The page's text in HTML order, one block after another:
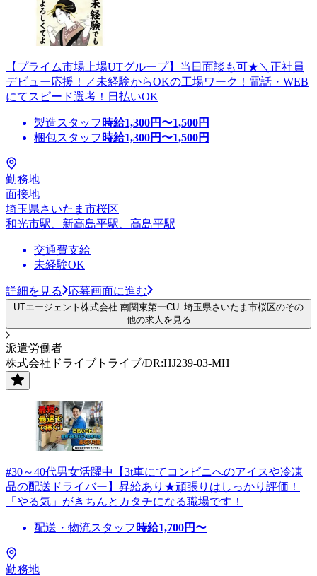
【プライム市場上場UTグループ】当日面談も可★＼正社員
デビュー応援！／未経験からOKの工場ワーク！電話・WEB
にてスピード選考！日払いOK
製造スタッフ 時給1,300円〜1,500円
梱包スタッフ 時給1,300円〜1,500円
勤務地
面接地
埼玉県さいたま市桜区
和光市駅、新高島平駅、高島平駅
交通費支給
未経験OK
詳細を見る 応募画面に進む
UTエージェント株式会社 南関東第一CU_埼玉県さいたま市桜区のその
他の求人を見る
派遣労働者
株式会社ドライブトライブ/DR:HJ239-03-MH
#30～40代男女活躍中【3t車にてコンビニへのアイスや冷凍
品の配送ドライバー】昇給あり★頑張りはしっかり評価！
「やる気」がきちんとカタチになる職場です！
配送・物流スタッフ 時給1,700円〜
勤務地